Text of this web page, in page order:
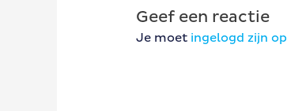
Geef een reactie
Je moet ingelogd zijn op